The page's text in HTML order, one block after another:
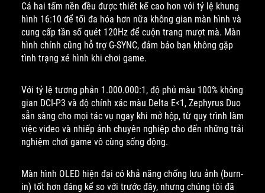
Cả hai tấm nền đều được thiết kế cao hơn với tỷ lệ khung
hình 16:10 để tối đa hóa hơn nữa không gian màn hình và
cung cấp tần số quét 120Hz để cuộn trang mượt mà. Màn
hình chính cũng hỗ trợ G-SYNC, đảm bảo bạn không gặp
tình trạng xé hình khi chơi game.
Với tỷ lệ tương phản 1.000.000:1, độ phủ màu 100% không
gian DCI-P3 và độ chính xác màu Delta E<1, Zephyrus Duo
sẵn sàng cho mọi tác vụ ngay khi mở hộp, từ quy trình làm
việc video và nhiếp ảnh chuyên nghiệp cho đến những trải
nghiệm chơi game vô cùng sống động.
Màn hình OLED hiện đại có khả năng chống lưu ảnh (burn-
in) tốt hơn đáng kể so với trước đây, nhưng chúng tôi đã